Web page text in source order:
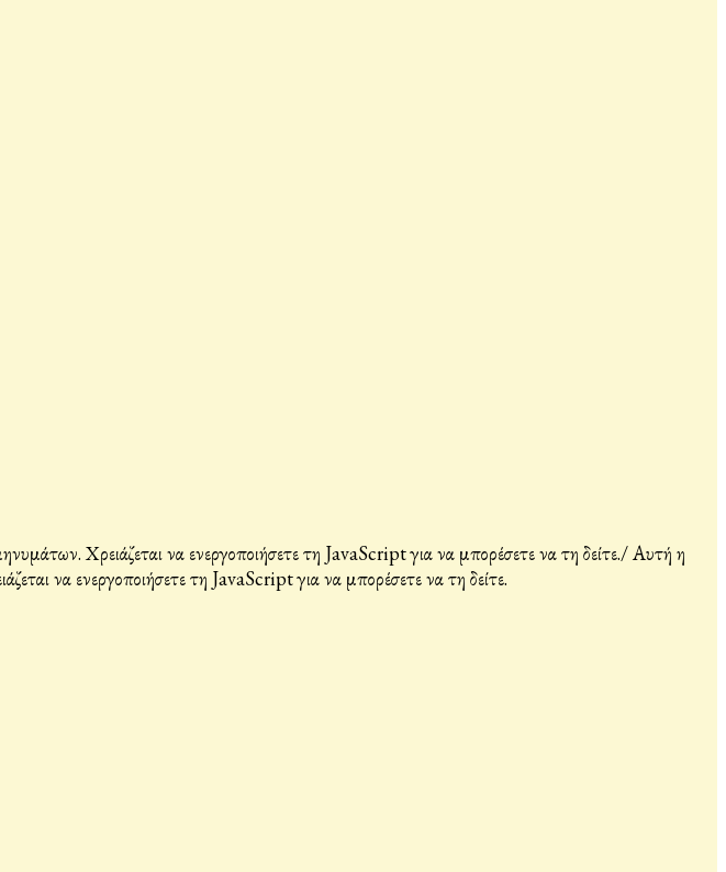
Χρειάζεται να ενεργοποιήσετε τη JavaScript για να μπορέσετε να τη δείτε./Αυτή η
να ενεργοποιήσετε τη JavaScript για να μπορέσετε να τη δείτε.